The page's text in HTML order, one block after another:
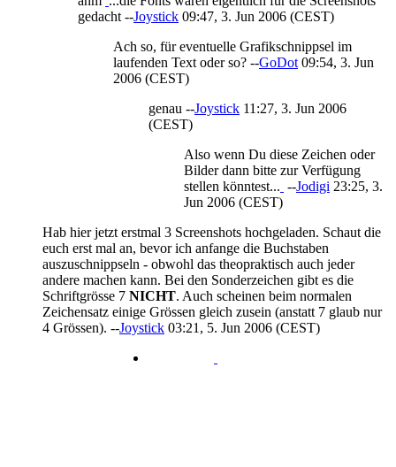
gedacht --Joystick 09:47, 3. Jun 2006 (CEST)
Ach so, für eventuelle Grafikschnippsel im
laufenden Text oder so? --GoDot 09:54, 3. Jun
2006 (CEST)
genau --Joystick 11:27, 3. Jun 2006
(CEST)
Also wenn Du diese Zeichen oder
Bilder dann bitte zur Verfügung
stellen könntest... --Jodigi 23:25, 3.
Jun 2006 (CEST)
Hab hier jetzt erstmal 3 Screenshots hochgeladen. Schaut die
euch erst mal an, bevor ich anfange die Buchstaben
auszuschnippseln - obwohl das theopraktisch auch jeder
andere machen kann. Bei den Sonderzeichen gibt es die
Schriftgrösse 7 NICHT. Auch scheinen beim normalen
Zeichensatz einige Grössen gleich zusein (anstatt 7 glaub nur
4 Grössen). --Joystick 03:21, 5. Jun 2006 (CEST)